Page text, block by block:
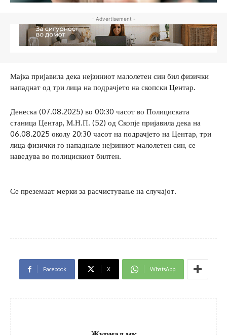
- Advertisement -
Мајка пријавила дека нејзиниот малолетен син бил физички
нападнат од три лица на подрачјето на скопски Центар.
Денеска (07.08.2025) во 00:30 часот во Полициската
станица Центар, М.Н.П. (52) од Скопје пријавила дека на
06.08.2025 околу 20:30 часот на подрачјето на Центар, три
лица физички го нападнале нејзиниот малолетен син, се
наведува во полицискиот билтен.
Се преземаат мерки за расчистување на случајот.
Facebook X WhatsApp